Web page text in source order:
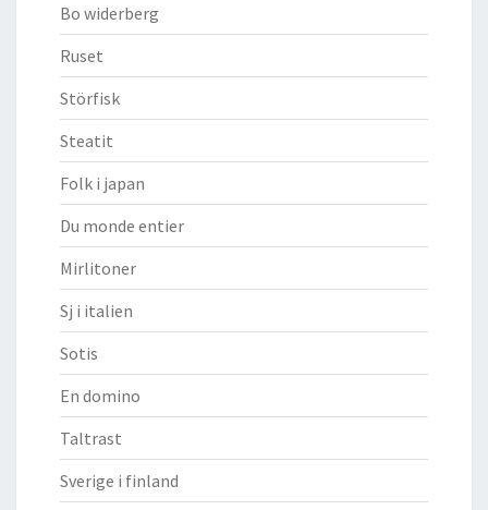
Bo widerberg
Ruset
Störfisk
Steatit
Folk i japan
Du monde entier
Mirlitoner
Sj i italien
Sotis
En domino
Taltrast
Sverige i finland